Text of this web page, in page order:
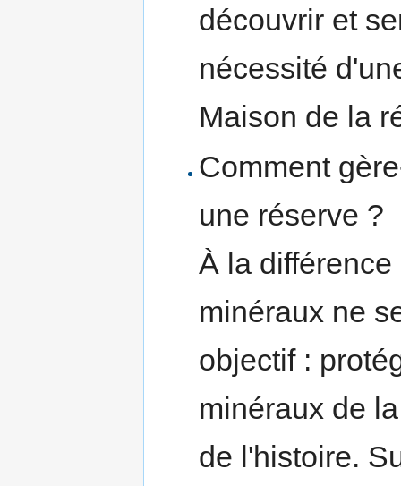
découvrir et
nécessité
Maison de la
Comment
une réserve ?
À la
minéraux ne
objectif :
minéraux de
de l'histoire.